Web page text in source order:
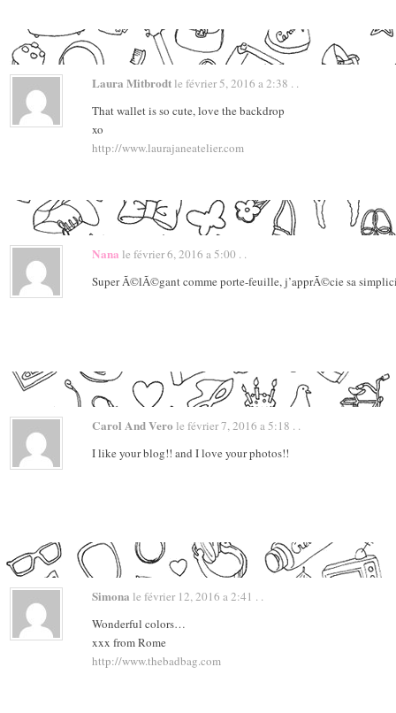
Laura Mitbrodt le février 5, 2016 a 2:38 . .
That wallet is so cute, love the backdrop
xo
http://www.laurajaneatelier.com
Nana le février 6, 2016 a 5:00 . .
Super Ã©lÃ©gant comme porte-feuille, j’apprÃ©cie sa
Carol And Vero le février 7, 2016 a 5:18 . .
I like your blog!! and I love your photos!!
Simona le février 12, 2016 a 2:41 . .
Wonderful colors…
xxx from Rome
http://www.thebadbag.com